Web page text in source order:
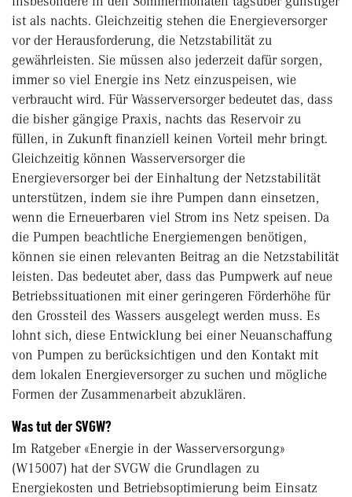
ist als nachts. Gleichzeitig stehen die Energieversorger
vor der Herausforderung, die Netzstabilität zu
gewährleisten. Sie müssen also jederzeit dafür sorgen,
immer so viel Energie ins Netz einzuspeisen, wie
verbraucht wird. Für Wasserversorger bedeutet das, dass
die bisher gängige Praxis, nachts das Reservoir zu
füllen, in Zukunft finanziell keinen Vorteil mehr bringt.
Gleichzeitig können Wasserversorger die
Energieversorger bei der Einhaltung der Netzstabilität
unterstützen, indem sie ihre Pumpen dann einsetzen,
wenn die Erneuerbaren viel Strom ins Netz speisen. Da
die Pumpen beachtliche Energiemengen benötigen,
können sie einen relevanten Beitrag an die Netzstabilität
leisten. Das bedeutet aber, dass das Pumpwerk auf neue
Betriebssituationen mit einer geringeren Förderhöhe für
den Grossteil des Wassers ausgelegt werden muss. Es
lohnt sich, diese Entwicklung bei einer Neuanschaffung
von Pumpen zu berücksichtigen und den Kontakt mit
dem lokalen Energieversorger zu suchen und mögliche
Formen der Zusammenarbeit abzuklären.
Was tut der SVGW?
Im Ratgeber «Energie in der Wasserversorgung»
(W15007) hat der SVGW die Grundlagen zu
Energiekosten und Betriebsoptimierung beim Einsatz